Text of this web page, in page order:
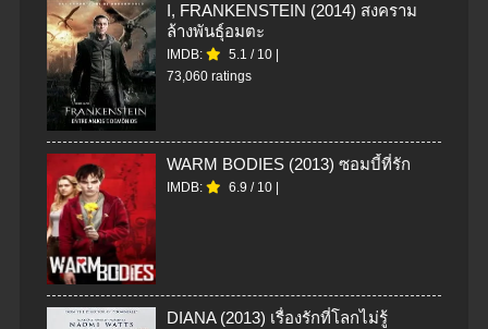
I, FRANKENSTEIN (2014) สงคราม
ล้างพันธุ์อมตะ
IMDB: 5.1 / 10
73,060 ratings
WARM BODIES (2013) ซอมบี้ที่รัก
IMDB: 6.9 / 10
DIANA (2013) เรื่องรักที่โลกไม่รู้